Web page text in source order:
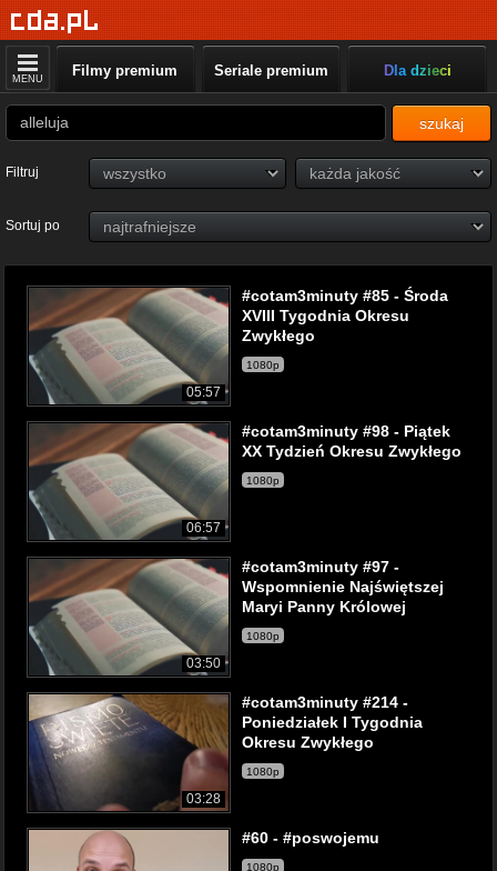
MENU Filmy premium Seriale premium Dla dzieci
szukaj
Filtruj
Sortuj po
05:57
#cotam3minuty #85 - Środa
XVIII Tygodnia Okresu
Zwykłego
1080p
06:57
#cotam3minuty #98 - Piątek
XX Tydzień Okresu Zwykłego
1080p
03:50
#cotam3minuty #97 -
Wspomnienie Najświętszej
Maryi Panny Królowej
1080p
03:28
#cotam3minuty #214 -
Poniedziałek I Tygodnia
Okresu Zwykłego
1080p
#60 - #poswojemu
1080p